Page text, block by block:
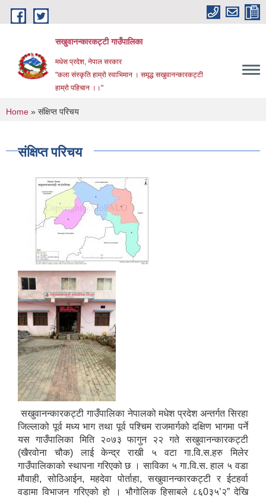
Skip to main content
सखुवानन्कारकट्टी गाउँपालिका
मधेस प्रदेश, नेपाल सरकार
"कला संस्कृति हाम्रो स्वाभिमान । समृद्ध सखुवानन्कारकट्टी
हाम्रो पहिचान ।।"
You are here
Home » संक्षिप्त परिचय
संक्षिप्त परिचय
सखुवानन्कारकट्टी गाउँपालिका नेपालको मधेश प्रदेश अन्तर्गत सिरहा
जिल्लाको पूर्व मध्य भाग तथा पूर्व पश्चिम राजमार्गको दक्षिण भागमा पर्ने
यस गाउँपालिका मिति २०७३ फागुन २२ गते सखुवानन्कारकट्टी
(खैरवोना चौक) लाई केन्द्र राखी ५ वटा गा.वि.स.हरु मिलेर
गाउँपालिकाको स्थापना गरिएको छ । साविका ५ गा.वि.स. हाल ५ वडा
मौवाही, सोठिआईन, महदेवा पोर्ताहा, सखुवानन्कारकट्टी र ईटहर्वा
वडामा विभाजन गरिएको हो । भौगोलिक हिसाबले ८६0३५’२” देखि